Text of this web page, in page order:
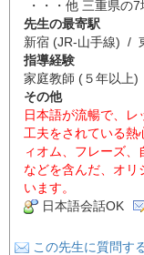
・・・他 三重県の7
先生の最寄駅
新宿 (JR-山手線) /
指導経験
家庭教師 (５年以上)
その他
日本語が流暢で、
工夫をされている
ィオム、フレーズ
などを含んだ、オリ
います。
日本語会話OK
この先生に質問す